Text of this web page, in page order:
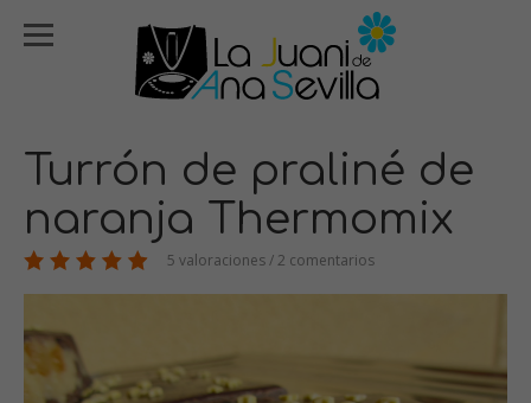
Turrón de praliné de
naranja Thermomix
5 valoraciones / 2 comentarios